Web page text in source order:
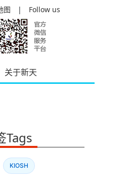
图 | Follow us
关于新天
Tags
KIOSH